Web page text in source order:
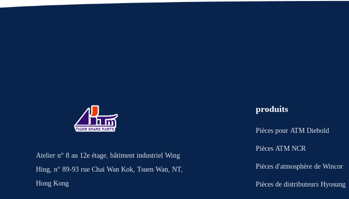
Atelier n° 8 au 12e étage, bâtiment industriel Wing
Hing, n° 89-93 rue Chai Wan Kok, Tsuen Wan, NT,
Hong Kong
produits
Pièces pour ATM Diebold
Pièces ATM NCR
Pièces d'atmosphère de Wincor
Pièces de distributeurs Hyosung